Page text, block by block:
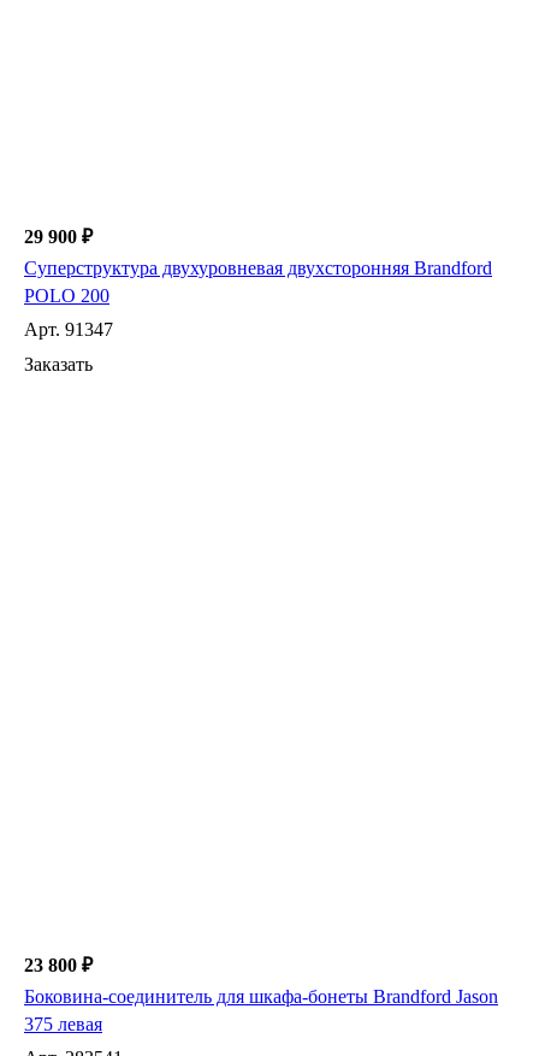
29 900 ₽
Суперструктура двухуровневая двухсторонняя Brandford
POLO 200
Арт. 91347
Заказать
23 800 ₽
Боковина-соединитель для шкафа-бонеты Brandford Jason
375 левая